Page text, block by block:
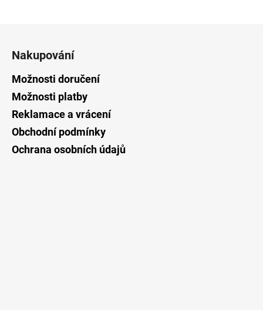
Nakupování
Možnosti doručení
Možnosti platby
Reklamace a vrácení
Obchodní podmínky
Ochrana osobních údajů